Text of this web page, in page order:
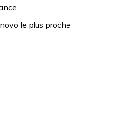
le plus proche